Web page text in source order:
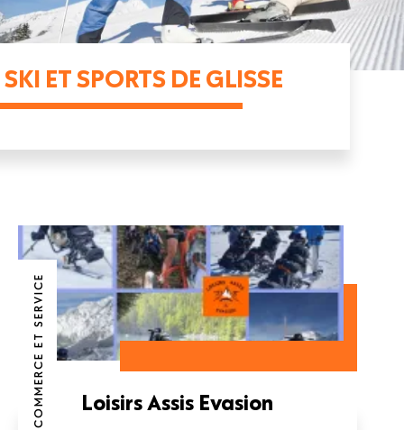
SKI ET SPORTS DE GLISSE
COMMERCE ET SERVICE Loisirs Assis Evasion